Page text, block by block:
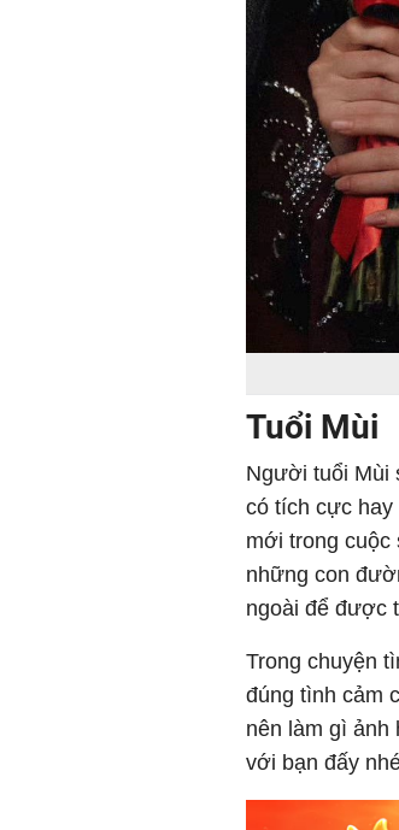
Tuổi Mùi
Người tuổi Mùi
có tích cực hay
mới trong cuộc
những con
ngoài để được
Trong chuyện
đúng tình cảm
nên làm gì ảnh
với bạn đấy